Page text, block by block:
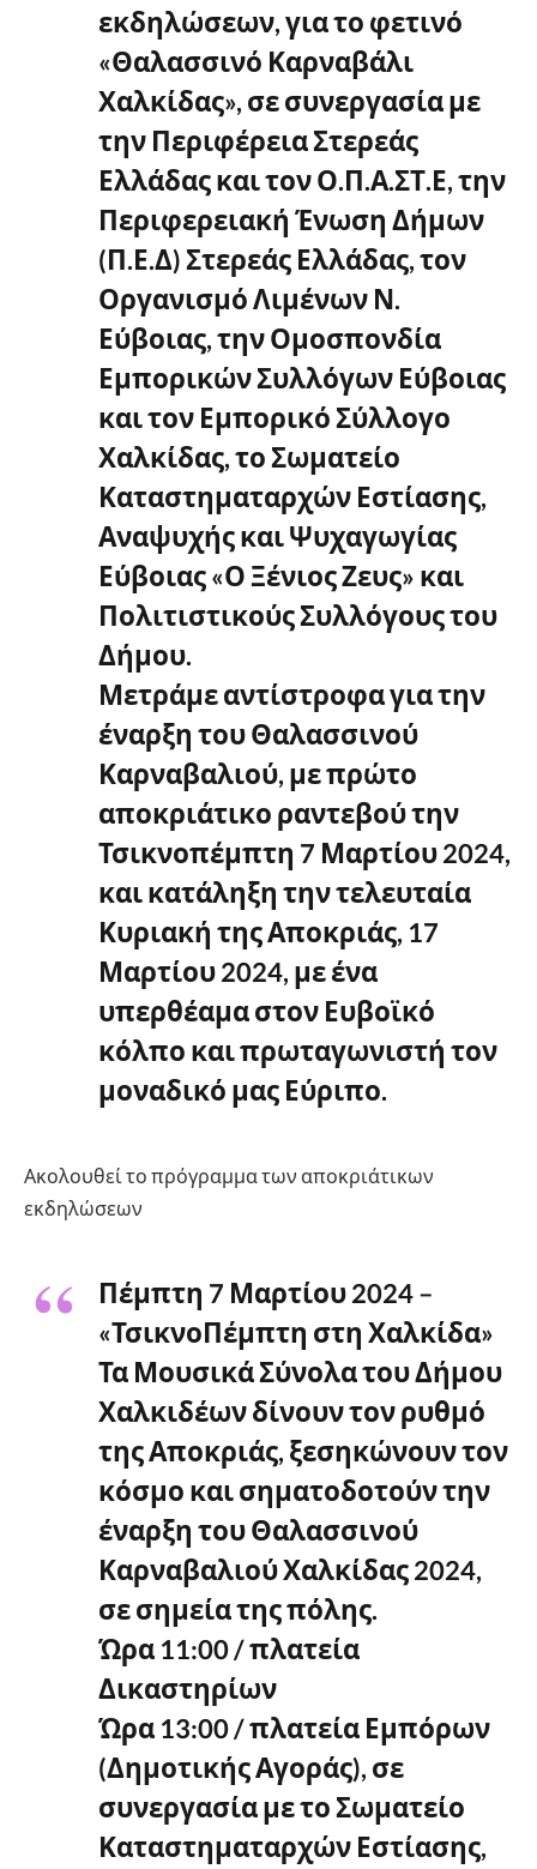
εκδηλώσεων, για το φετινό
«Θαλασσινό Καρναβάλι
Χαλκίδας», σε συνεργασία με
την Περιφέρεια Στερεάς
Ελλάδας και τον Ο.Π.Α.ΣΤ.Ε, την
Περιφερειακή Ένωση Δήμων
(Π.Ε.Δ) Στερεάς Ελλάδας, τον
Οργανισμό Λιμένων Ν.
Εύβοιας, την Ομοσπονδία
Εμπορικών Συλλόγων Εύβοιας
και τον Εμπορικό Σύλλογο
Χαλκίδας, το Σωματείο
Καταστηματαρχών Εστίασης,
Αναψυχής και Ψυχαγωγίας
Εύβοιας «Ο Ξένιος Ζευς» και
Πολιτιστικούς Συλλόγους του
Δήμου.
Μετράμε αντίστροφα για την
έναρξη του Θαλασσινού
Καρναβαλιού, με πρώτο
αποκριάτικο ραντεβού την
Τσικνοπέμπτη 7 Μαρτίου 2024,
και κατάληξη την τελευταία
Κυριακή της Αποκριάς, 17
Μαρτίου 2024, με ένα
υπερθέαμα στον Ευβοϊκό
κόλπο και πρωταγωνιστή τον
μοναδικό μας Εύριπο.
Ακολουθεί το πρόγραμμα των αποκριάτικων
εκδηλώσεων
Πέμπτη 7 Μαρτίου 2024 –
«ΤσικνοΠέμπτη στη Χαλκίδα»
Τα Μουσικά Σύνολα του Δήμου
Χαλκιδέων δίνουν τον ρυθμό
της Αποκριάς, ξεσηκώνουν τον
κόσμο και σηματοδοτούν την
έναρξη του Θαλασσινού
Καρναβαλιού Χαλκίδας 2024,
σε σημεία της πόλης.
Ώρα 11:00 / πλατεία
Δικαστηρίων
Ώρα 13:00 / πλατεία Εμπόρων
(Δημοτικής Αγοράς), σε
συνεργασία με το Σωματείο
Καταστηματαρχών Εστίασης,